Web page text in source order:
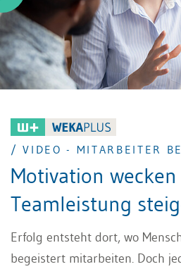
nachhaltig erfolgreicher zu
/ VIDEO - MITARBEITER
Motivation
Teamleistung
Erfolg entsteht dort, wo
begeistert mitarbeiten. Doch